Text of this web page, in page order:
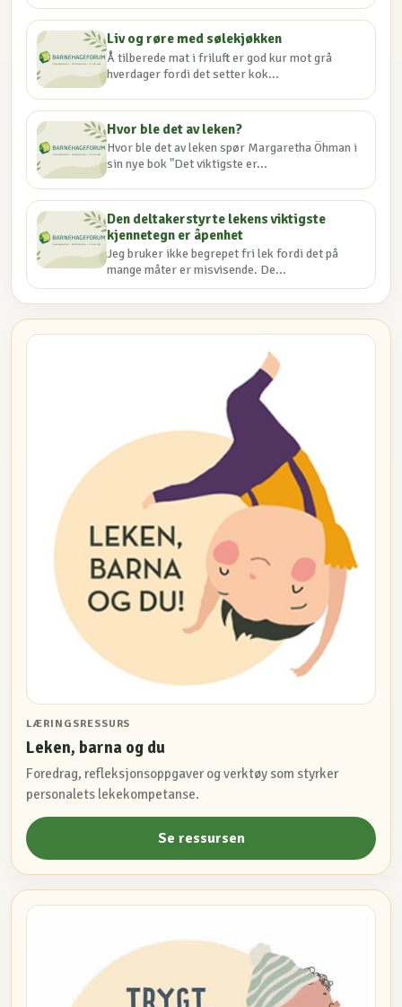
Liv og røre med sølekjøkken
Å tilberede mat i friluft er god kur mot grå
hverdager fordi det setter kok...
Hvor ble det av leken?
Hvor ble det av leken spør Margaretha Öhman i
sin nye bok "Det viktigste er...
Den deltakerstyrte lekens viktigste
kjennetegn er åpenhet
Jeg bruker ikke begrepet fri lek fordi det på
mange måter er misvisende. De...
LÆRINGSRESSURS
Leken, barna og du
Foredrag, refleksjonsoppgaver og verktøy som styrker
personalets lekekompetanse.
Se ressursen